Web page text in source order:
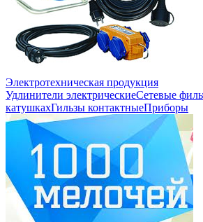
Электротехническая продукция
Удлинители электрическиеСетевые
катушкахГильзы контактныеПриборы